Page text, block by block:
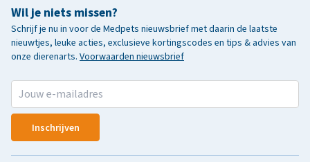
Wil je niets missen?
Schrijf je nu in voor de Medpets nieuwsbrief met daarin de laatste
nieuwtjes, leuke acties, exclusieve kortingscodes en tips & advies van
onze dierenarts. Voorwaarden nieuwsbrief
Inschrijven